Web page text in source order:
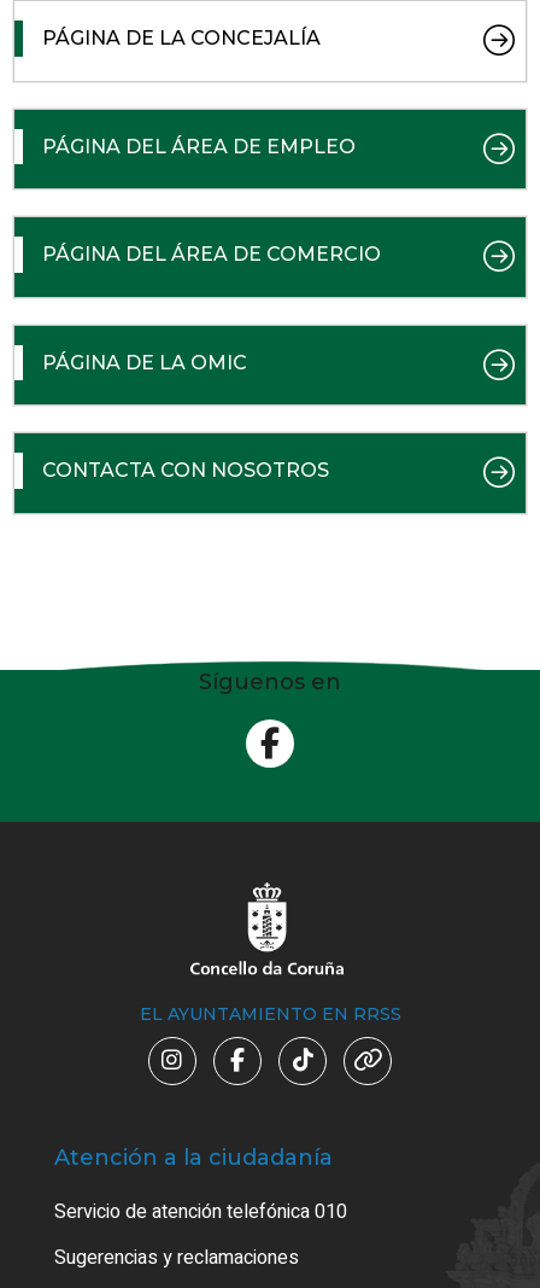
PÁGINA DE LA CONCEJALÍA
PÁGINA DEL ÁREA DE EMPLEO
PÁGINA DEL ÁREA DE COMERCIO
PÁGINA DE LA OMIC
CONTACTA CON NOSOTROS
Síguenos en
EL AYUNTAMIENTO EN RRSS
Atención a la ciudadanía
Servicio de atención telefónica 010
Sugerencias y reclamaciones